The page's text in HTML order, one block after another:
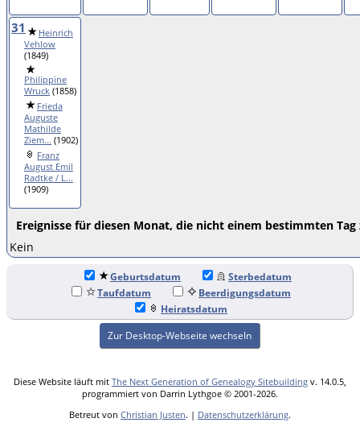
31
Heinrich
Vehlow
(1849)
Philippine
Wruck (1858)
Frieda
Auguste
Mathilde
Ziem... (1902)
Franz
August Emil
Radtke / L...
(1909)
Ereignisse für diesen Monat, die nicht einem bestimmten
Kein
Geburtsdatum
Sterbedatum
Taufdatum
Beerdigungsdatum
Heiratsdatum
Zur Desktop-Webseite wechseln
Diese Website läuft mit The Next Generation of Genealogy Sitebuilding v. 14.0.5,
programmiert von Darrin Lythgoe © 2001-2026.
Betreut von Christian Justen. | Datenschutzerklärung.